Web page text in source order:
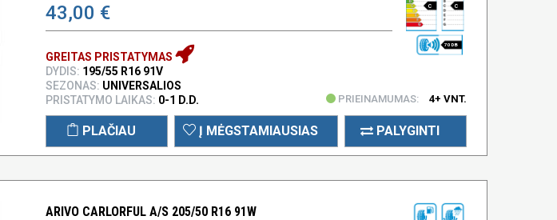
43,00 € C C
70 DB
GREITAS PRISTATYMAS
DYDIS: 195/55 R16 91V
SEZONAS: UNIVERSALIOS
PRISTATYMO LAIKAS: 0-1 D.D. PRIEINAMUMAS: 4+ VNT.
PLAČIAU Į MĖGSTAMIAUSIAS PALYGINTI
ARIVO CARLORFUL A/S 205/50 R16 91W